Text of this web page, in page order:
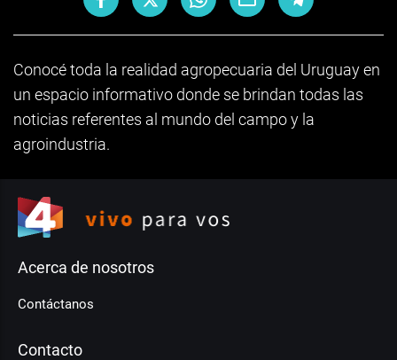
Conocé toda la realidad agropecuaria del Uruguay en
un espacio informativo donde se brindan todas las
noticias referentes al mundo del campo y la
agroindustria.
Acerca de nosotros
Contáctanos
Contacto